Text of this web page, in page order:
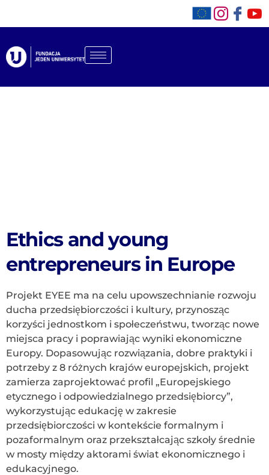
Ethics and young
entrepreneurs in Europe
Projekt EYEE ma na celu upowszechnianie rozwoju
ducha przedsiębiorczości i kultury, przynosząc
korzyści jednostkom i społeczeństwu, tworząc nowe
miejsca pracy i poprawiając wyniki ekonomiczne
Europy. Dopasowując rozwiązania, dobre praktyki i
potrzeby z 8 różnych krajów europejskich, projekt
zamierza zaprojektować profil „Europejskiego
etycznego i odpowiedzialnego przedsiębiorcy”,
wykorzystując edukację w zakresie
przedsiębiorczości w kontekście formalnym i
pozaformalnym oraz przekształcając szkoły średnie
w mosty między aktorami świat ekonomicznego i
edukacyjnego.